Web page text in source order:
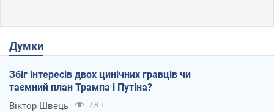
Думки
Збіг інтересів двох цинічних гравців чи
таємний план Трампа і Путіна?
Віктор Швець 7,8 т.